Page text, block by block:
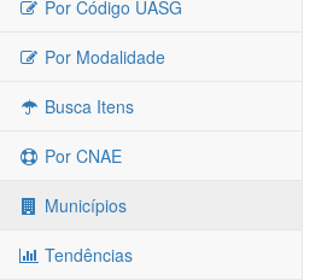
Por Código UASG
Por Modalidade
Busca Itens
Por CNAE
Municípios
Tendências